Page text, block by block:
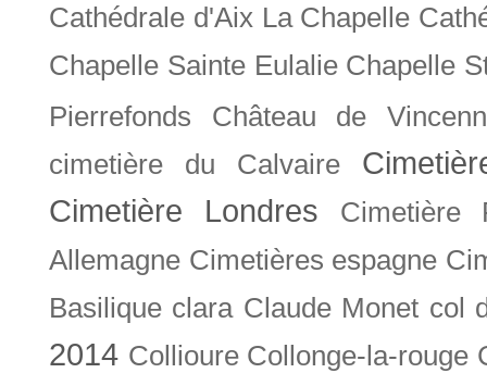
Cathédrale d'Aix La Chapelle
Chapelle Sainte Eulalie Chapelle
Pierrefonds
Château de
cimetière du Calvaire
Cimetière Londres
Cimetière
Allemagne Cimetières espagne
Basilique clara Claude Monet col
2014 Collioure Collonge-la-rouge